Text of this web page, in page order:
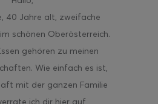
40 Jahre alt, zweifache
schönen Oberösterreich.
gehören zu meinen
Wie einfach es ist,
mit der ganzen Familie
ich dir hier auf